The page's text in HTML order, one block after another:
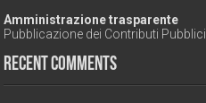
Amministrazione trasparente
Pubblicazione dei Contributi Pubblici
Recent Comments